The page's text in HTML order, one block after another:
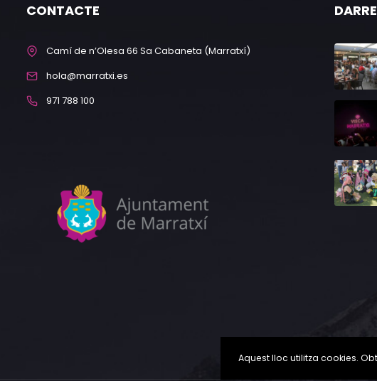
CONTACTE
Camí de n’Olesa 66 Sa Cabaneta (Marratxí)
hola@marratxi.es
971 788 100
Aquest lloc utilitza cookies.